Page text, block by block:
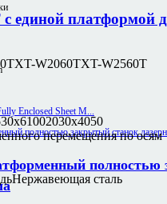
полностью
единой платформой
XT-W2060TXT-W2560T
2030x4050
перемещения по осям
Нержавеющая сталь